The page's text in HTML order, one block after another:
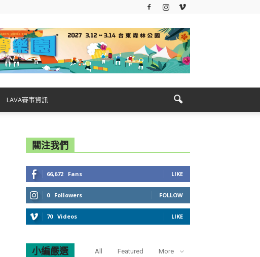
LAVA賽事資訊
關注我們
66,672 Fans LIKE
0 Followers FOLLOW
70 Videos LIKE
小編嚴選 All Featured More